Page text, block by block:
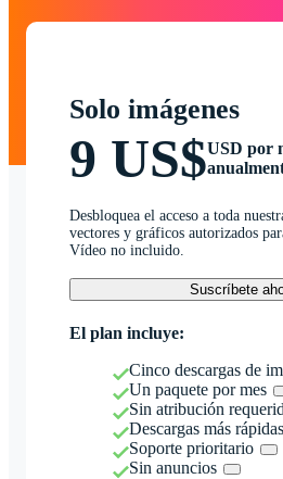
Solo imágenes
9 US$USD por
Desbloquea el acceso a toda
vectores y gráficos autorizados
Vídeo no incluido.
Suscríbete
El plan incluye:
Cinco descargas de
Un paquete por mes
Sin atribución
Descargas más rápidas
Soporte prioritario
Sin anuncios